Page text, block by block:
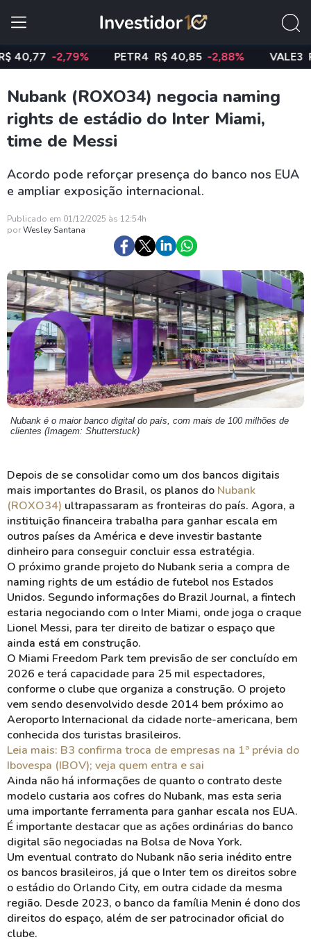
-2,79% PETR4 R$ 40,85 -2,88% VALE3 R$
Nubank (ROXO34) negocia naming
rights de estádio do Inter Miami,
time de Messi
Acordo pode reforçar presença do banco nos EUA
e ampliar exposição internacional.
Publicado em 01/12/2025 às 12:54h
porWesley Santana
Nubank é o maior banco digital do país, com mais de 100 milhões de
clientes (Imagem: Shutterstuck)
Depois de se consolidar como um dos bancos digitais
mais importantes do Brasil, os planos do Nubank
(ROXO34) ultrapassaram as fronteiras do país. Agora, a
instituição financeira trabalha para ganhar escala em
outros países da América e deve investir bastante
dinheiro para conseguir concluir essa estratégia.
O próximo grande projeto do Nubank seria a compra de
naming rights de um estádio de futebol nos Estados
Unidos. Segundo informações do Brazil Journal, a fintech
estaria negociando com o Inter Miami, onde joga o craque
Lionel Messi, para ter direito de batizar o espaço que
ainda está em construção.
O Miami Freedom Park tem previsão de ser concluído em
2026 e terá capacidade para 25 mil espectadores,
conforme o clube que organiza a construção. O projeto
vem sendo desenvolvido desde 2014 bem próximo ao
Aeroporto Internacional da cidade norte-americana, bem
conhecida dos turistas brasileiros.
Leia mais: B3 confirma troca de empresas na 1ª prévia do
Ibovespa (IBOV); veja quem entra e sai
Ainda não há informações de quanto o contrato deste
modelo custaria aos cofres do Nubank, mas esta seria
uma importante ferramenta para ganhar escala nos EUA.
É importante destacar que as ações ordinárias do banco
digital são negociadas na Bolsa de Nova York.
Um eventual contrato do Nubank não seria inédito entre
os bancos brasileiros, já que o Inter tem os direitos sobre
o estádio do Orlando City, em outra cidade da mesma
região. Desde 2023, o banco da família Menin é dono dos
direitos do espaço, além de ser patrocinador oficial do
clube.